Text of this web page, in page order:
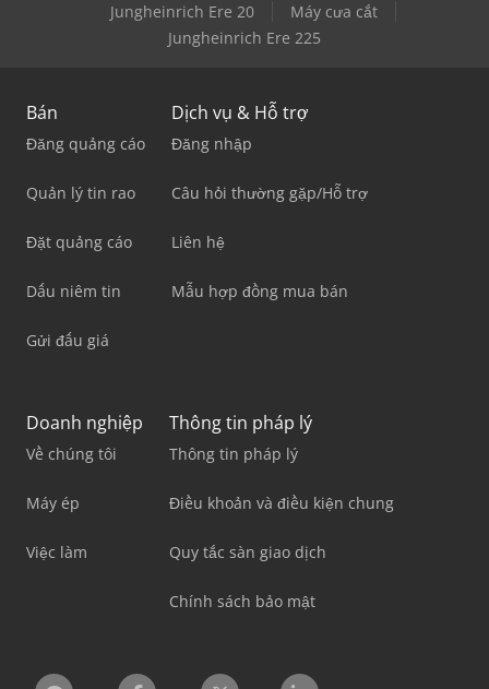
Jungheinrich Ere 20
Máy cưa cắt
Jungheinrich Ere 225
Bán
Đăng quảng cáo
Quản lý tin rao
Đặt quảng cáo
Dấu niêm tin
Gửi đấu giá
Dịch vụ & Hỗ trợ
Đăng nhập
Câu hỏi thường gặp/Hỗ trợ
Liên hệ
Mẫu hợp đồng mua bán
Doanh nghiệp
Về chúng tôi
Máy ép
Việc làm
Thông tin pháp lý
Thông tin pháp lý
Điều khoản và điều kiện chung
Quy tắc sàn giao dịch
Chính sách bảo mật